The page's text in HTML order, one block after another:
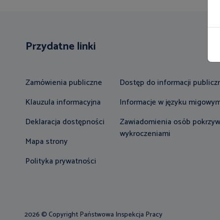
Przydatne linki
Zamówienia publiczne
Klauzula informacyjna
Deklaracja dostępności
Mapa strony
Polityka prywatności
Dostęp do informacji
Informacje w języku
Zawiadomienia osób
wykroczeniami
2026 © Copyright Państwowa Inspekcja Pracy